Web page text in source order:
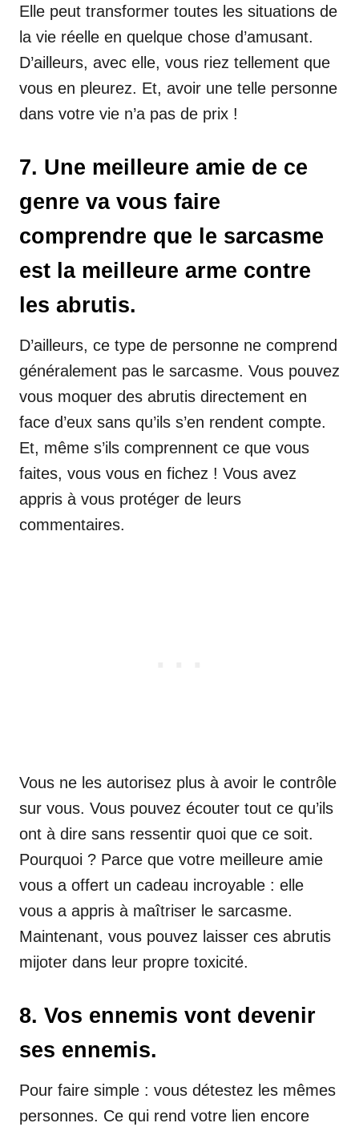
Elle peut transformer toutes les situations de
la vie réelle en quelque chose d’amusant.
D’ailleurs, avec elle, vous riez tellement que
vous en pleurez. Et, avoir une telle personne
dans votre vie n’a pas de prix !
7. Une meilleure amie de ce
genre va vous faire
comprendre que le sarcasme
est la meilleure arme contre
les abrutis.
D’ailleurs, ce type de personne ne comprend
généralement pas le sarcasme. Vous pouvez
vous moquer des abrutis directement en
face d’eux sans qu’ils s’en rendent compte.
Et, même s’ils comprennent ce que vous
faites, vous vous en fichez ! Vous avez
appris à vous protéger de leurs
commentaires.
Vous ne les autorisez plus à avoir le contrôle
sur vous. Vous pouvez écouter tout ce qu’ils
ont à dire sans ressentir quoi que ce soit.
Pourquoi ? Parce que votre meilleure amie
vous a offert un cadeau incroyable : elle
vous a appris à maîtriser le sarcasme.
Maintenant, vous pouvez laisser ces abrutis
mijoter dans leur propre toxicité.
8. Vos ennemis vont devenir
ses ennemis.
Pour faire simple : vous détestez les mêmes
personnes. Ce qui rend votre lien encore